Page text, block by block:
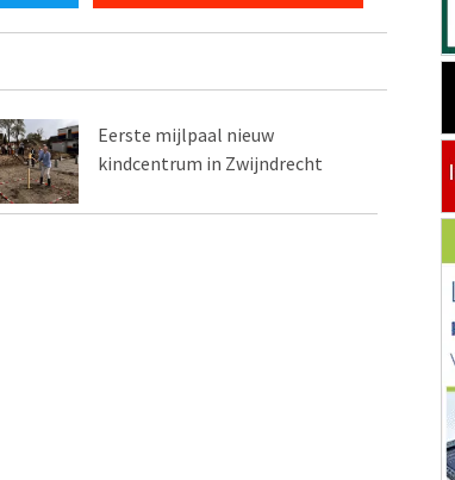
Eerste mijlpaal nieuw
kindcentrum in Zwijndrecht